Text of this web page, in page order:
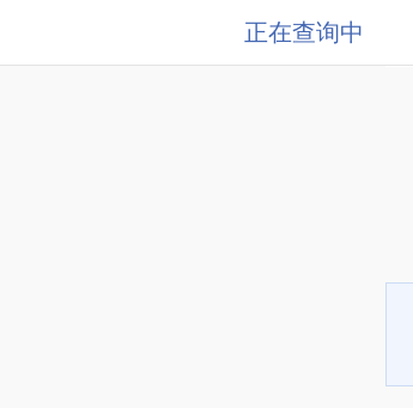
正在查询中